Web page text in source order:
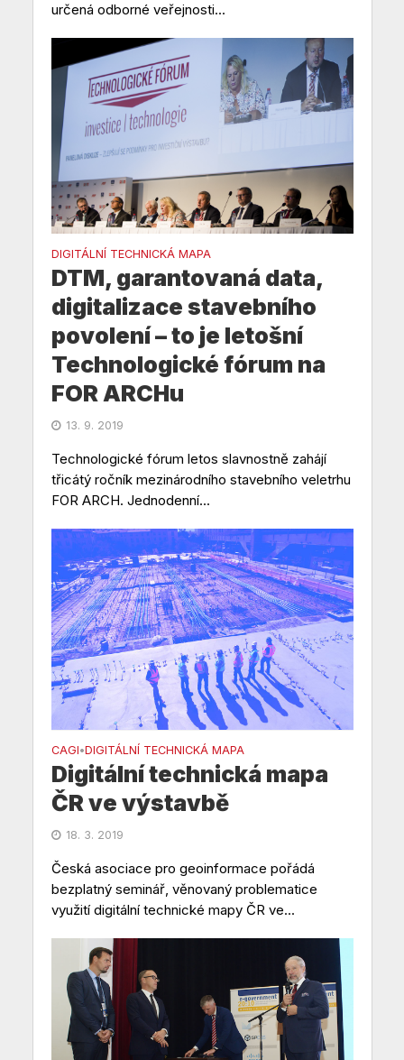
určená odborné veřejnosti...
DIGITÁLNÍ TECHNICKÁ MAPA
DTM, garantovaná data,
digitalizace stavebního
povolení – to je letošní
Technologické fórum na
FOR ARCHu
13. 9. 2019
Technologické fórum letos slavnostně zahájí
třicátý ročník mezinárodního stavebního veletrhu
FOR ARCH. Jednodenní...
CAGI•DIGITÁLNÍ TECHNICKÁ MAPA
Digitální technická mapa
ČR ve výstavbě
18. 3. 2019
Česká asociace pro geoinformace pořádá
bezplatný seminář, věnovaný problematice
využití digitální technické mapy ČR ve...